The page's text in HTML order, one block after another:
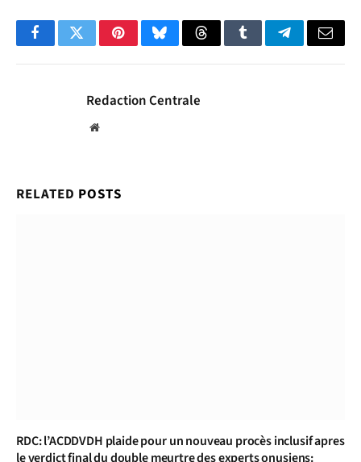
FacebookTwitterPinterestBlueskyThreadsTumblrTelegramEmail
Redaction Centrale
Website
RELATED POSTS
RDC: l’ACDDVDH plaide pour un nouveau procès inclusif apres
le verdict final du double meurtre des experts onusiens: